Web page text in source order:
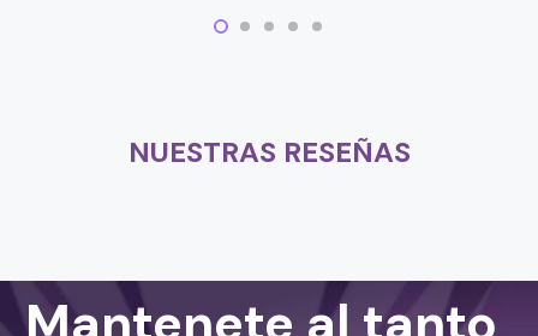
NUESTRAS RESEÑAS